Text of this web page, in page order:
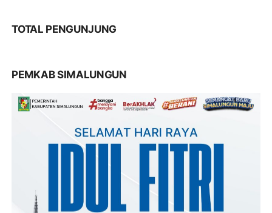
TOTAL PENGUNJUNG
PEMKAB SIMALUNGUN